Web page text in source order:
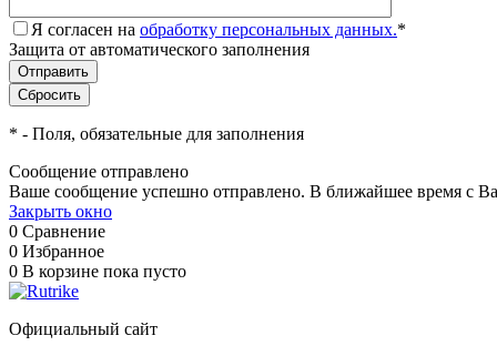
Я согласен на обработку персональных данных.*
Защита от автоматического заполнения
* - Поля, обязательные для заполнения
Сообщение отправлено
Ваше сообщение успешно отправлено. В ближайшее время с
Закрыть окно
0 Сравнение
0 Избранное
0 В корзине пока пусто
Официальный сайт